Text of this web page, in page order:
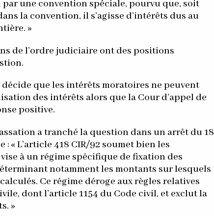
une convention spéciale, pourvu que, soit
la convention, il s’agisse d’intérêts dus au
»
de l’ordre judiciaire ont des positions
décide que les intérêts moratoires ne peuvent
des intérêts alors que la Cour d’appel de
positive.
a tranché la question dans un arrêt du 18
« L’article 418 CIR/92 soumet bien les
à un régime spécifique de fixation des
notamment les montants sur lesquels
Ce régime déroge aux règles relatives
dont l’article 1154 du Code civil, et exclut la
»